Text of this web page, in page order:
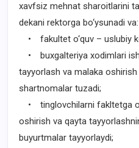
xavfsiz mehnat sharoitlarini
dekani rektorga bo‘ysunadi va:
• fakultet o‘quv – uslubiy
• buxgalteriya xodimlari
tayyorlash va malaka
shartnomalar tuzadi;
• tinglovchilarni fakltetga
oshirish va qayta
buyurtmalar tayyorlaydi;